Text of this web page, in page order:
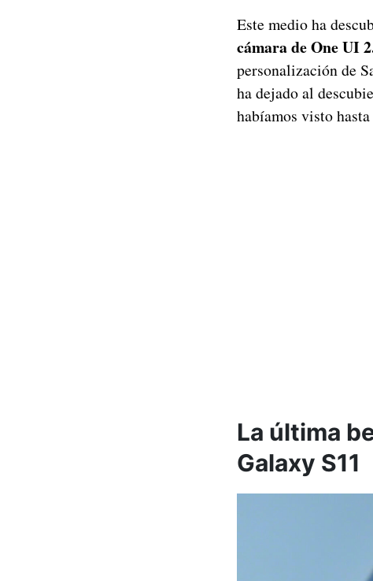
Este medio ha
cámara de One UI
personalización de
ha dejado al
habíamos visto
La última
Galaxy S11